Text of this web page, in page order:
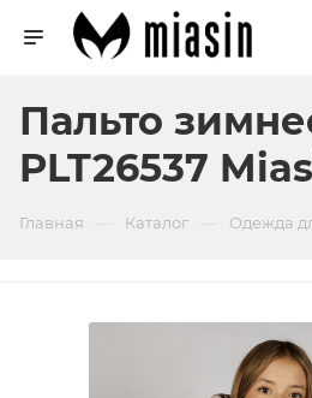
Пальто
PLT26537
Главная Каталог Одежда